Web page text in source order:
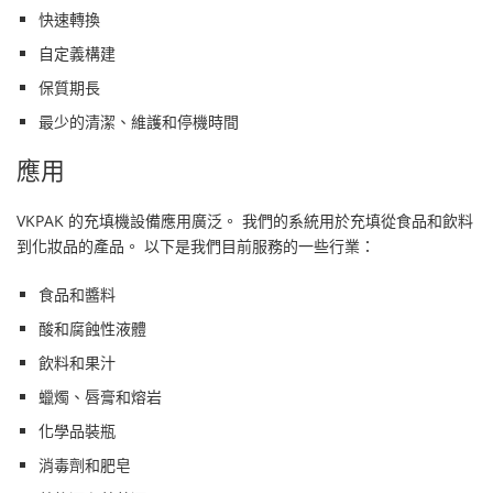
快速轉換
自定義構建
保質期長
最少的清潔、維護和停機時間
應用
VKPAK 的充填機設備應用廣泛。 我們的系統用於充填從食品和飲料
到化妝品的產品。 以下是我們目前服務的一些行業：
食品和醬料
酸和腐蝕性液體
飲料和果汁
蠟燭、唇膏和熔岩
化學品裝瓶
消毒劑和肥皂